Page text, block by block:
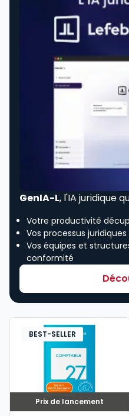
GenIA-L, l'IA juridique
Votre productivité
Vos processus
Vos équipes et
conformité
Prix de lancement
BEST-SELLER